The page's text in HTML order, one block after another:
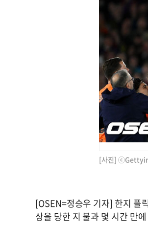
[사진]
[OSEN=정승우 기자] 한지 플
상을 당한 지 불과 몇 시간 만